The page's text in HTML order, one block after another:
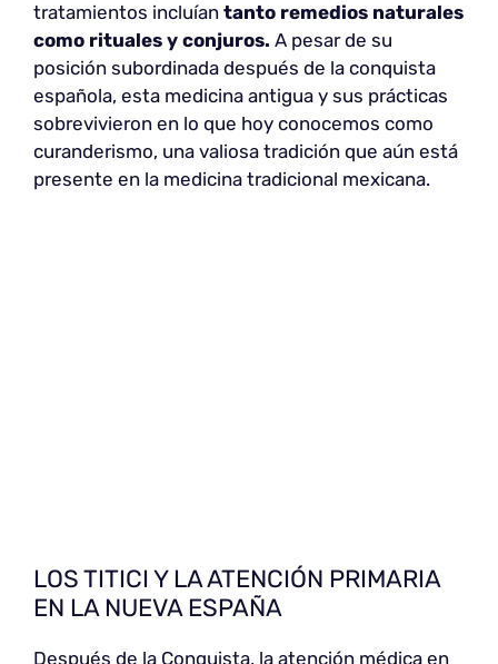
tratamientos incluían tanto remedios naturales
como rituales y conjuros. A pesar de su
posición subordinada después de la conquista
española, esta medicina antigua y sus prácticas
sobrevivieron en lo que hoy conocemos como
curanderismo, una valiosa tradición que aún está
presente en la medicina tradicional mexicana.
LOS TITICI Y LA ATENCIÓN PRIMARIA
EN LA NUEVA ESPAÑA
Después de la Conquista, la atención médica en